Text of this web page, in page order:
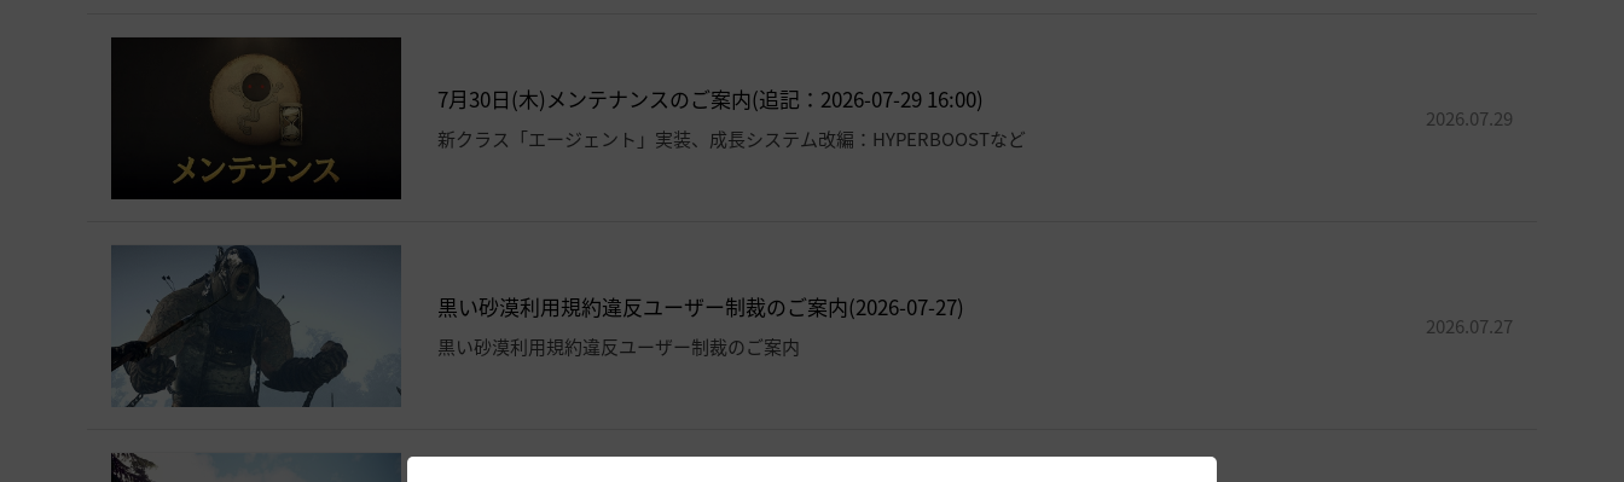
7月30日(木)メンテナンスのご案内(追記：2026-07-29 16:00)
新クラス「エージェント」実装、成長システム改編：HYPERBOOSTなど
2026.07.29
黒い砂漠利用規約違反ユーザー制裁のご案内(2026-07-27)
黒い砂漠利用規約違反ユーザー制裁のご案内
2026.07.27